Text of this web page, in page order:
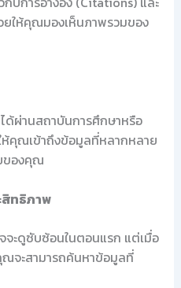
ให้คุณมองเห็นภาพรวมของ
ด้ผ่านสถาบันการศึกษาหรือ
คุณเข้าถึงข้อมูลที่หลากหลาย
ของคุณ
สิทธิภาพ
จะดูซับซ้อนในตอนแรก แต่เมื่อ
จะสามารถค้นหาข้อมูลที่